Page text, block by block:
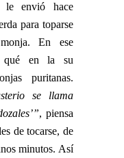
le envió hace
para toparse
En ese
qué en la su
puritanas.
se llama
, piensa
de tocarse, de
minutos. Así